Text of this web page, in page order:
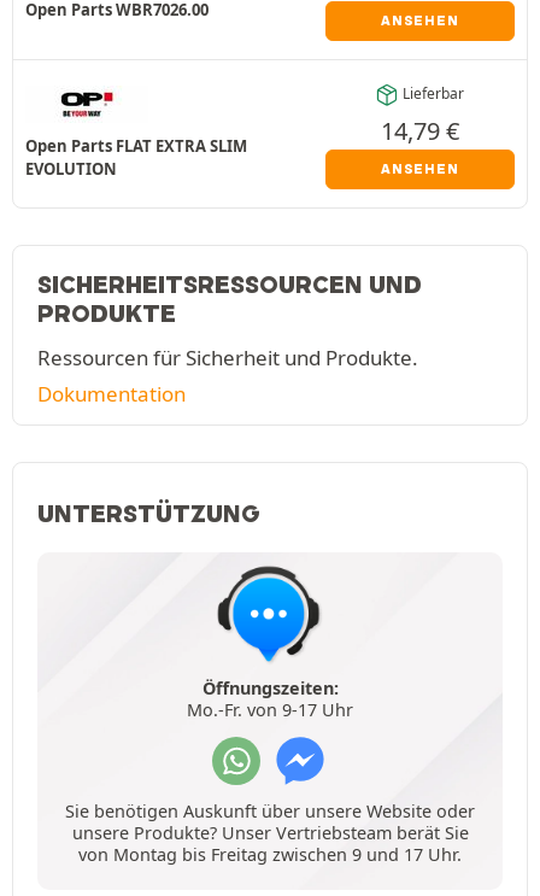
Open Parts WBR7026.00
ANSEHEN
Open Parts FLAT EXTRA SLIM
EVOLUTION
Lieferbar
14,79€
ANSEHEN
SICHERHEITSRESSOURCEN UND
PRODUKTE
Ressourcen für Sicherheit und Produkte.
Dokumentation
UNTERSTÜTZUNG
Öffnungszeiten:
Mo.-Fr. von 9-17 Uhr
Sie benötigen Auskunft über unsere Website oder
unsere Produkte? Unser Vertriebsteam berät Sie
von Montag bis Freitag zwischen 9 und 17 Uhr.